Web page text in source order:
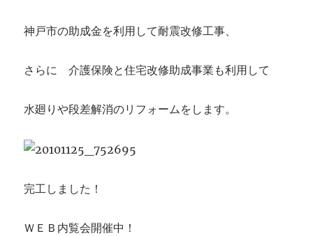
神戸市の助成金を利用して耐震改修工事、
さらに 介護保険と住宅改修助成事業も利用して
水廻りや段差解消のリフォームをします。
完工しました！
ＷＥＢ内覧会開催中！